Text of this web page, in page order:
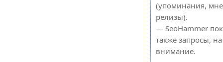
(упоминания,
релизы).
— SeoHammer
также запросы,
внимание.